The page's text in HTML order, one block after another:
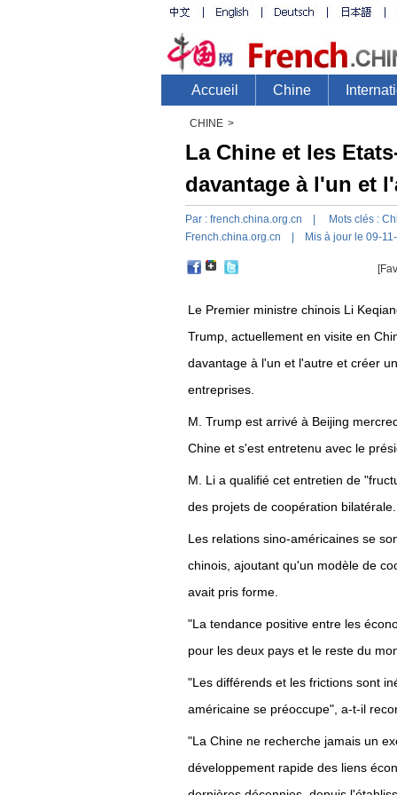
CHINE >
La Chine et les
davantage à l'un et
Par : french.china.org.cn | Mots clés :
French.china.org.cn | Mis à jour le 09-
Le Premier ministre chinois Li
Trump, actuellement en visite en
davantage à l'un et l'autre et créer
entreprises.
M. Trump est arrivé à Beijing
Chine et s'est entretenu avec le
M. Li a qualifié cet entretien de
des projets de coopération bilatérale.
Les relations sino-américaines se
chinois, ajoutant qu'un modèle de
avait pris forme.
"La tendance positive entre les
pour les deux pays et le reste du
"Les différends et les frictions sont
américaine se préoccupe", a-t-il
"La Chine ne recherche jamais un
développement rapide des liens